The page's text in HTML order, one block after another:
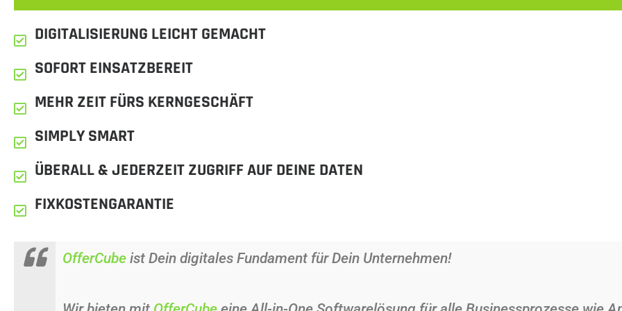
DIGITALISIERUNG LEICHT GEMACHT
SOFORT EINSATZBEREIT
MEHR ZEIT FÜRS KERNGESCHÄFT
SIMPLY SMART
ÜBERALL & JEDERZEIT ZUGRIFF AUF DEINE DATEN
FIXKOSTENGARANTIE
OfferCube ist Dein digitales Fundament für Dein Unternehmen!